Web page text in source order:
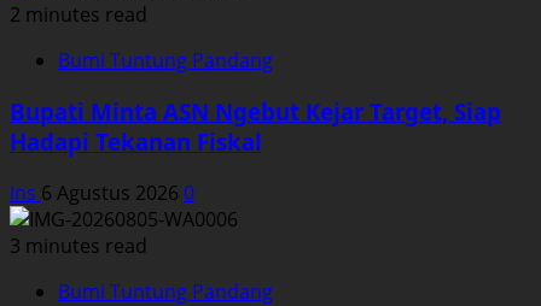
2 minutes read
Bumi Tuntung Pandang
Bupati Minta ASN Ngebut Kejar Target, Siap
Hadapi Tekanan Fiskal
Ins 6 Agustus 2026 0
3 minutes read
Bumi Tuntung Pandang